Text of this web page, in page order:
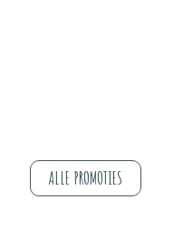
ALLE PROMOTIES